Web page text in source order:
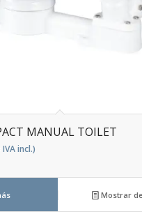
MANUAL TOILET
incl.)
Mostrar